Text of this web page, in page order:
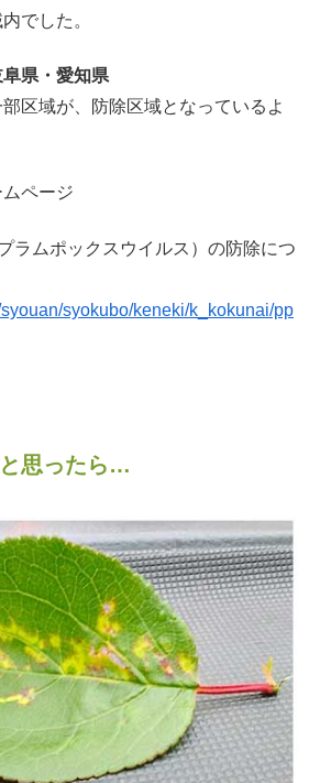
でした。
県・愛知県
区域が、防除区域となっているよ
ページ
ラムポックスウイルス）の防除につ
syokubo/keneki/k_kokunai/pp
思ったら…